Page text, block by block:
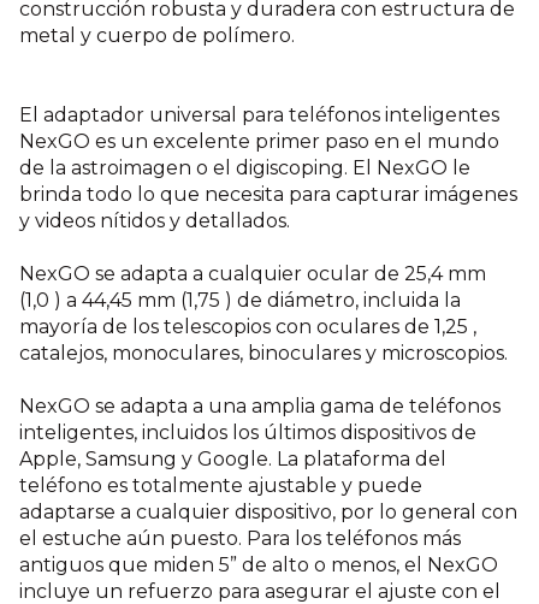
construcción robusta y duradera con estructura de
metal y cuerpo de polímero.
El adaptador universal para teléfonos inteligentes
NexGO es un excelente primer paso en el mundo
de la astroimagen o el digiscoping. El NexGO le
brinda todo lo que necesita para capturar imágenes
y videos nítidos y detallados.
NexGO se adapta a cualquier ocular de 25,4 mm
(1,0 ) a 44,45 mm (1,75 ) de diámetro, incluida la
mayoría de los telescopios con oculares de 1,25 ,
catalejos, monoculares, binoculares y microscopios.
NexGO se adapta a una amplia gama de teléfonos
inteligentes, incluidos los últimos dispositivos de
Apple, Samsung y Google. La plataforma del
teléfono es totalmente ajustable y puede
adaptarse a cualquier dispositivo, por lo general con
el estuche aún puesto. Para los teléfonos más
antiguos que miden 5” de alto o menos, el NexGO
incluye un refuerzo para asegurar el ajuste con el